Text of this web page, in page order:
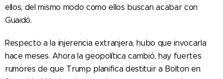
ellos, del mismo modo como ellos buscan acabar con
Guaidó.
Respecto a la injerencia extranjera, hubo que invocarla
hace meses. Ahora la geopolítica cambió, hay fuertes
rumores de que Trump planifica destituir a Bolton en